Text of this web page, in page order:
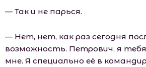
— Так и не парься.
— Нет, нет, как раз сегодня
возможность. Петрович, я
мне. Я специально её в